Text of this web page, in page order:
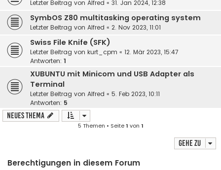
Letzter Beitrag von Alfred « 31. Jan 2024, 12:38
SymbOS Z80 multitasking operating system
Letzter Beitrag von Alfred « 2. Nov 2023, 11:01
Swiss File Knife (SFK)
Letzter Beitrag von kurt_cpm « 12. Mär 2023, 15:47
Antworten: 1
XUBUNTU mit Minicom und USB Adapter als
Terminal
Letzter Beitrag von Alfred « 5. Feb 2023, 10:11
Antworten: 5
Neues Thema
5 Themen • Seite1 von 1
Gehe zu
Berechtigungen in diesem Forum